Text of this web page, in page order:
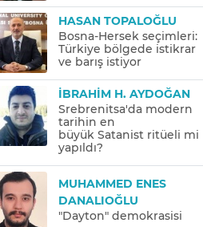
HASAN TOPALOĞLU
Bosna-Hersek seçimleri:
Türkiye bölgede istikrar
ve barış istiyor
İBRAHIM H. AYDOĞAN
Srebrenitsa'da modern
tarihin en
büyük Satanist ritüeli mi
yapıldı?
MUHAMMED ENES
DANALIOĞLU
"Dayton" demokrasisi